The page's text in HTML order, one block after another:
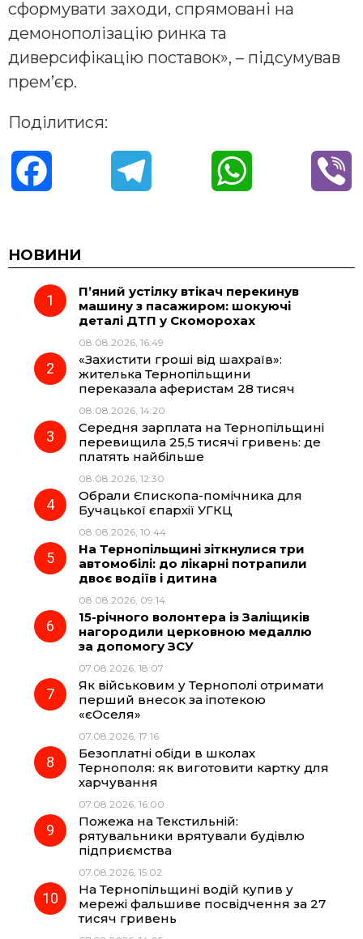
сформувати заходи, спрямовані на
демонополізацію ринка та
диверсифікацію поставок», – підсумував
прем’єр.
Поділитися:
c
e
o
k
e
r
a
m
t
НОВИНИ
П’яний устілку втікач перекинув
машину з пасажиром: шокуючі
деталі ДТП у Скоморохах
08.08.2026, 16:49
«Захистити гроші від шахраїв»:
жителька Тернопільщини
переказала аферистам 28 тисяч
08.08.2026, 14:20
Середня зарплата на Тернопільщині
перевищила 25,5 тисячі гривень: де
платять найбільше
08.08.2026, 12:30
Обрали Єпископа-помічника для
Бучацької єпархії УГКЦ
08.08.2026, 10:44
На Тернопільщині зіткнулися три
автомобілі: до лікарні потрапили
двоє водіїв і дитина
08.08.2026, 09:14
15-річного волонтера із Заліщиків
нагородили церковною медаллю
за допомогу ЗСУ
07.08.2026, 18:07
Як військовим у Тернополі отримати
перший внесок за іпотекою
«єОселя»
07.08.2026, 17:16
Безоплатні обіди в школах
Тернополя: як виготовити картку для
харчування
07.08.2026, 16:00
Пожежа на Текстильній:
рятувальники врятували будівлю
підприємства
07.08.2026, 15:02
На Тернопільщині водій купив у
мережі фальшиве посвідчення за 27
тисяч гривень